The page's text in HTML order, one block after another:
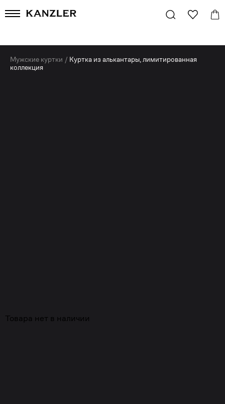
Мужские куртки / Куртка из алькантары, лимитированная
коллекция
Товара нет в наличии